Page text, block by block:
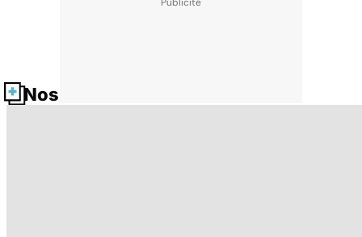
Nos fiches santé